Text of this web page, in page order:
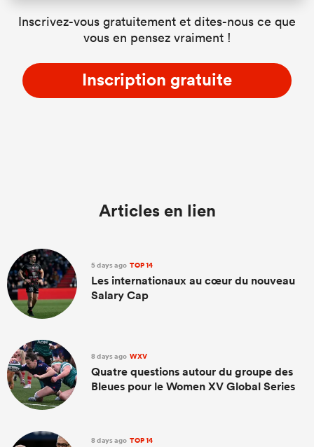
Inscrivez-vous gratuitement et dites-nous ce que
vous en pensez vraiment !
Inscription gratuite
Articles en lien
5 days ago TOP 14
Les internationaux au cœur du nouveau
Salary Cap
8 days ago WXV
Quatre questions autour du groupe des
Bleues pour le Women XV Global Series
8 days ago TOP 14